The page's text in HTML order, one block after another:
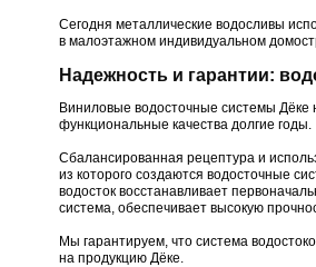
Сегодня металлические водосливы
в малоэтажном индивидуальном
Надежность и гарантии:
Виниловые водосточные системы Дёке
функциональные качества долгие годы.
Сбалансированная рецептура и
из которого создаются водосточные
водосток восстанавливает
система, обеспечивает высокую
Мы гарантируем, что система
на продукцию Дёке.